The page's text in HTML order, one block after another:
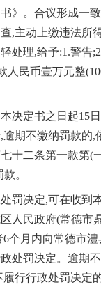
》。合议形成一
,主动上缴违法所
处理,给予:1.警告
人民币壹万元整
决定书之日起15
期不缴纳罚款的,
十二条第一款第(
。
罚决定,可在收到
人民政府(常德市
个月内向常德市
处罚决定。逾期
行行政处罚决定